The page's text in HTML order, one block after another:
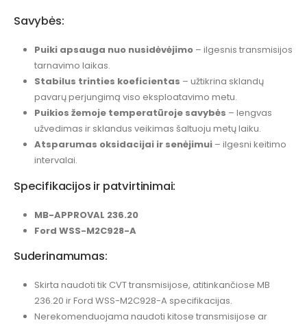
Savybės:
Puiki apsauga nuo nusidėvėjimo– ilgesnis transmisijos
tarnavimo laikas.
Stabilus trinties koeficientas – užtikrina sklandų
pavarų perjungimą viso eksploatavimo metu.
Puikios žemoje temperatūroje savybės – lengvas
užvedimas ir sklandus veikimas šaltuoju metų laiku.
Atsparumas oksidacijai ir senėjimui– ilgesni keitimo
intervalai.
Specifikacijos ir patvirtinimai:
MB-APPROVAL 236.20
Ford WSS-M2C928-A
Suderinamumas:
Skirta naudoti tik CVT transmisijose, atitinkančiose MB
236.20 ir Ford WSS-M2C928-A specifikacijas.
Nerekomenduojama naudoti kitose transmisijose ar